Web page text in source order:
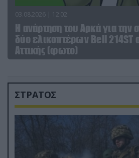
03.08.2026 | 12:02
Η ανάρτηση του Αρκά για την
δύο ελικοπτέρων Bell 214ST
Αττικής (φωτο)
ΣΤΡΑΤΟΣ